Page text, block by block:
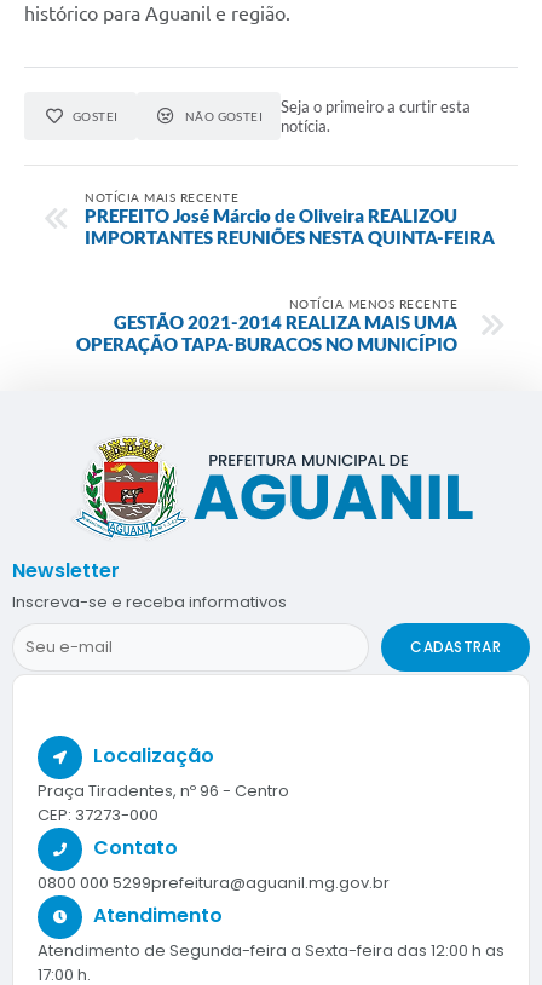
histórico para Aguanil e região.
GOSTEI NÃO GOSTEI
Seja o primeiro a curtir esta
notícia.
NOTÍCIA MAIS RECENTE
PREFEITO José Márcio de Oliveira REALIZOU
IMPORTANTES REUNIÕES NESTA QUINTA-FEIRA
NOTÍCIA MENOS RECENTE
GESTÃO 2021-2014 REALIZA MAIS UMA
OPERAÇÃO TAPA-BURACOS NO MUNICÍPIO
Localização
Praça Tiradentes, nº 96 - Centro
CEP: 37273-000
Contato
0800 000 5299prefeitura@aguanil.mg.gov.br
Atendimento
Atendimento de Segunda-feira a Sexta-feira das 12:00 h as
17:00 h.
Newsletter
Inscreva-se e receba informativos
CADASTRAR